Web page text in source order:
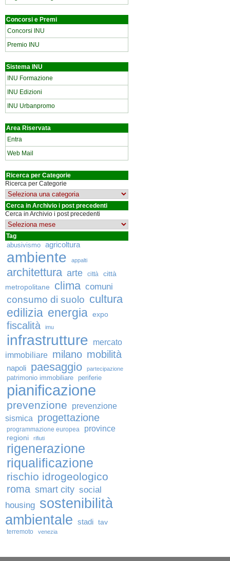
Concorsi e Premi
Concorsi INU
Premio INU
Sistema INU
INU Formazione
INU Edizioni
INU Urbanpromo
Area Riservata
Entra
Web Mail
Ricerca per Categorie
Ricerca per Categorie
Cerca in Archivio i post precedenti
Cerca in Archivio i post precedenti
Tag
abusivismo agricoltura
ambiente appalti
architettura arte città
città
metropolitane
clima comuni
consumo di suolo cultura
edilizia energia expo
fiscalità imu
infrastrutture
mercato
immobiliare milano mobilità
napoli paesaggio partecipazione
patrimonio immobiliare periferie
pianificazione
prevenzione
prevenzione
sismica
progettazione
programmazione europea province
regioni rifiuti
rigenerazione
riqualificazione
rischio idrogeologico
roma smart city social
housing sostenibilità
ambientale stadi tav
terremoto venezia